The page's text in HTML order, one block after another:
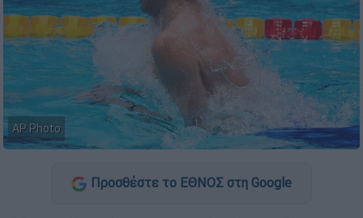
AP Photo
Προσθέστε το ΕΘΝΟΣ στη Google